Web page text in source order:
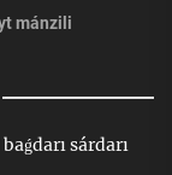
mánzili
sárdarı